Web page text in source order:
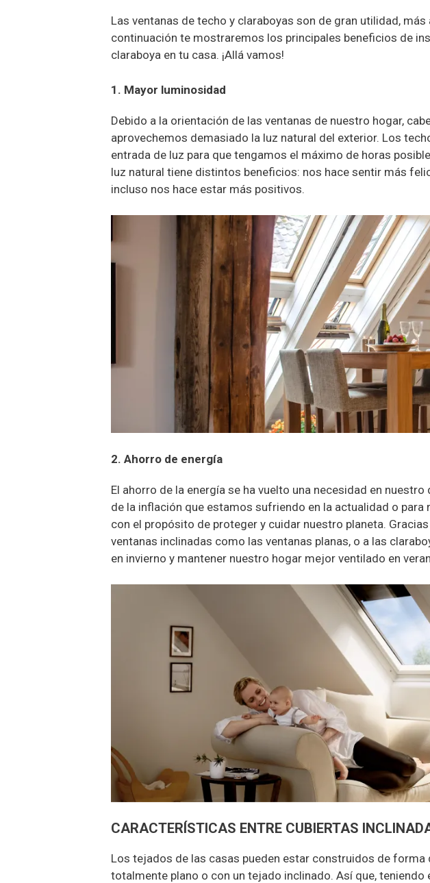
Las ventanas de techo y claraboyas son de gran utilidad,
continuación te mostraremos los principales beneficios de
claraboya en tu casa. ¡Allá vamos!
1. Mayor luminosidad
Debido a la orientación de las ventanas de nuestro hogar,
aprovechemos demasiado la luz natural del exterior. Los
entrada de luz para que tengamos el máximo de horas
luz natural tiene distintos beneficios: nos hace sentir más
incluso nos hace estar más positivos.
2. Ahorro de energía
El ahorro de la energía se ha vuelto una necesidad en
de la inflación que estamos sufriendo en la actualidad o
con el propósito de proteger y cuidar nuestro planeta.
ventanas inclinadas como las ventanas planas, o a las
en invierno y mantener nuestro hogar mejor ventilado en
CARACTERÍSTICAS ENTRE CUBIERTAS
Los tejados de las casas pueden estar construidos de forma
totalmente plano o con un tejado inclinado. Así que,